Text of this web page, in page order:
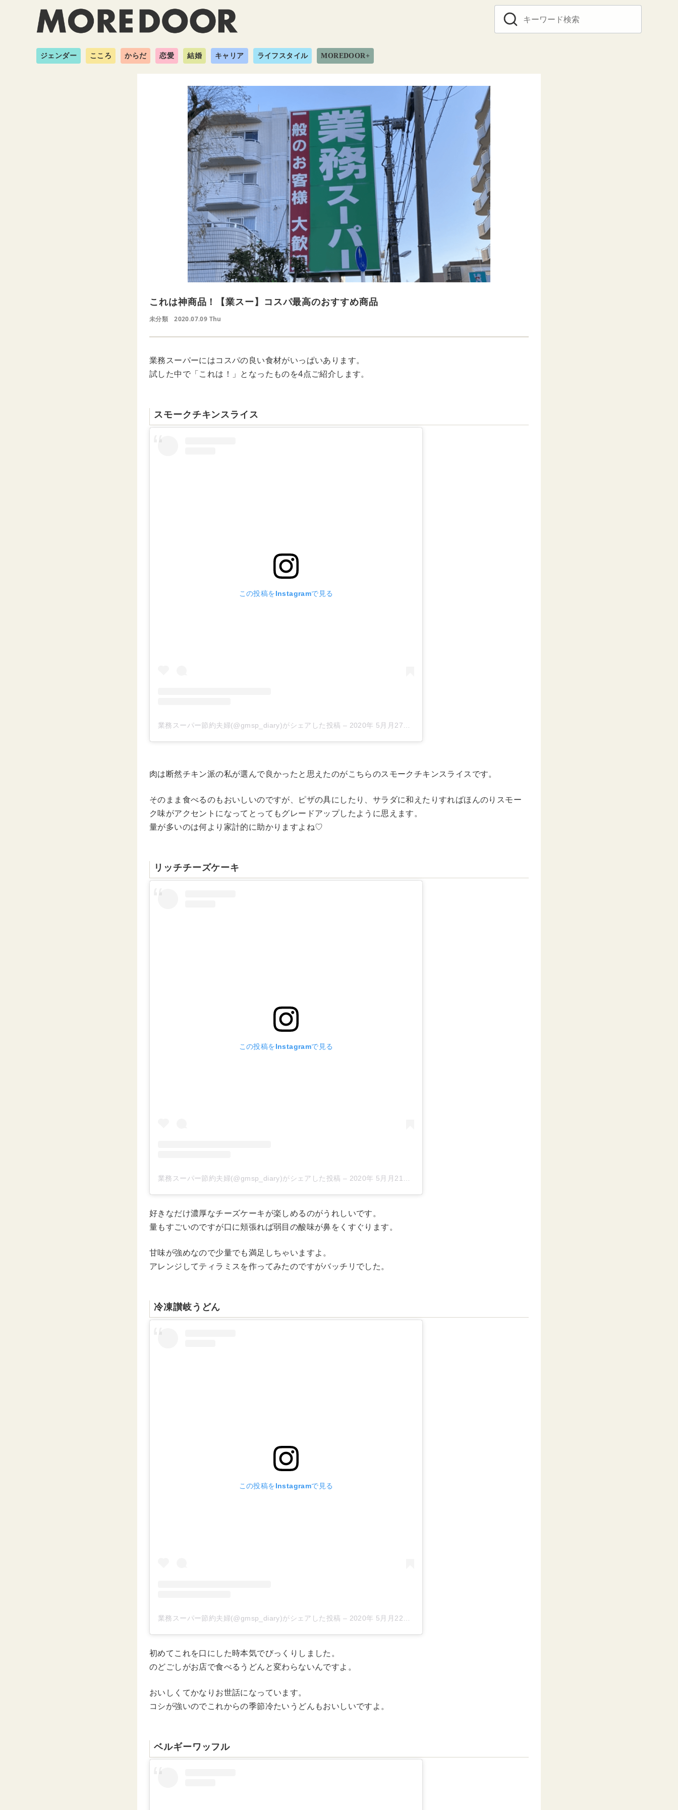
ジェンダー こころ からだ 恋愛 結婚 キャリア ライフスタイル MOREDOOR+
これは神商品！【業スー】コスパ最高のおすすめ商品
未分類 2020.07.09 Thu
業務スーパーにはコスパの良い食材がいっぱいあります。
試した中で「これは！」となったものを4点ご紹介します。
スモークチキンスライス
この投稿をInstagramで見る
業務スーパー節約夫婦(@gmsp_diary)がシェアした投稿 – 2020年 5月月27日午前4時58分PDT
肉は断然チキン派の私が選んで良かったと思えたのがこちらのスモークチキンスライスです。
そのまま食べるのもおいしいのですが、ピザの具にしたり、サラダに和えたりすればほんのりスモー
ク味がアクセントになってとってもグレードアップしたように思えます。
量が多いのは何より家計的に助かりますよね♡
リッチチーズケーキ
この投稿をInstagramで見る
業務スーパー節約夫婦(@gmsp_diary)がシェアした投稿 – 2020年 5月月21日午後8時49分PDT
好きなだけ濃厚なチーズケーキが楽しめるのがうれしいです。
量もすごいのですが口に頬張れば弱目の酸味が鼻をくすぐります。
甘味が強めなので少量でも満足しちゃいますよ。
アレンジしてティラミスを作ってみたのですがバッチリでした。
冷凍讃岐うどん
この投稿をInstagramで見る
業務スーパー節約夫婦(@gmsp_diary)がシェアした投稿 – 2020年 5月月22日午後10時47分PDT
初めてこれを口にした時本気でびっくりしました。
のどごしがお店で食べるうどんと変わらないんですよ。
おいしくてかなりお世話になっています。
コシが強いのでこれからの季節冷たいうどんもおいしいですよ。
ベルギーワッフル